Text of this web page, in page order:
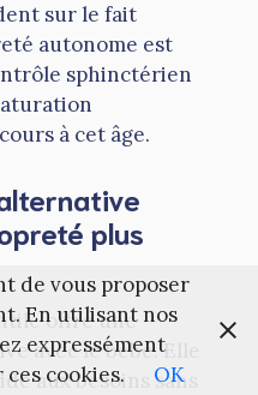
sur le fait
autonome est
sphinctérien
à cet âge.
plus
offre une
avec le bébé. Elle
aux besoins sans
de vous proposer
En utilisant nos
expressément
cookies.
OK